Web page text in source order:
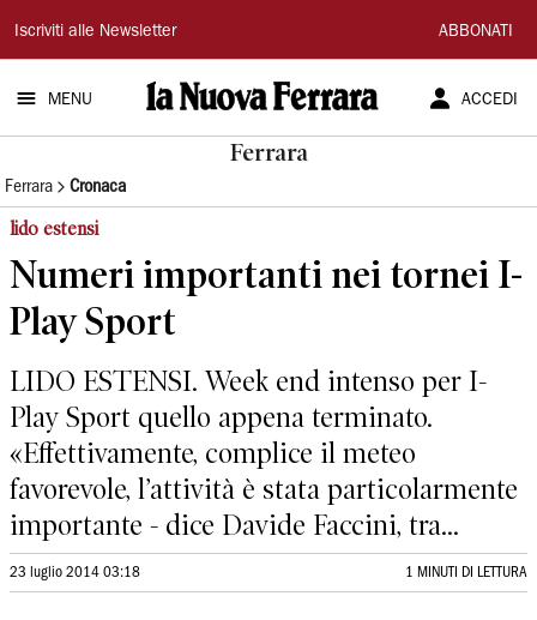
La
Nuova
Ferrara
Iscriviti alle Newsletter ABBONATI
MENU ACCEDI
Ferrara
Ferrara Cronaca
lido estensi
Numeri importanti nei tornei I-
Play Sport
LIDO ESTENSI. Week end intenso per I-
Play Sport quello appena terminato.
«Effettivamente, complice il meteo
favorevole, l’attività è stata particolarmente
importante - dice Davide Faccini, tra...
23 luglio 2014 03:18 1 MINUTI DI LETTURA